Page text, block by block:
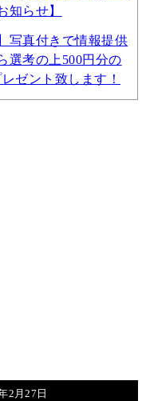
知らせ】
写真付きで情報提供
選考の上500円分の
ゼント致します！
2月27日